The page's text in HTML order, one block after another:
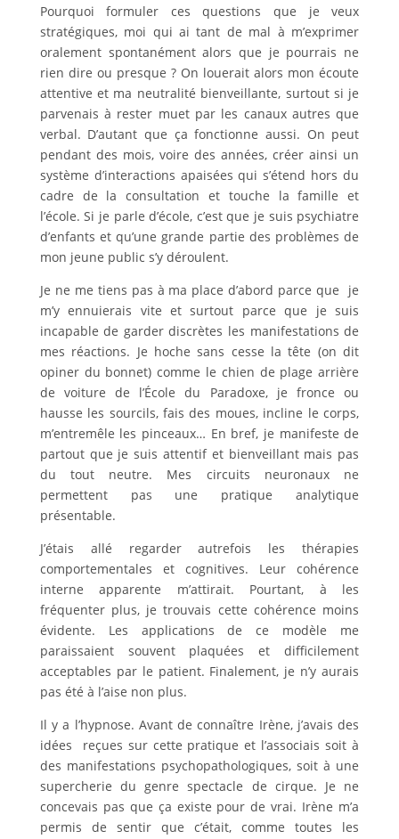
Pourquoi formuler ces questions que je veux
stratégiques, moi qui ai tant de mal à m’exprimer
oralement spontanément alors que je pourrais ne
rien dire ou presque ? On louerait alors mon écoute
attentive et ma neutralité bienveillante, surtout si je
parvenais à rester muet par les canaux autres que
verbal. D’autant que ça fonctionne aussi. On peut
pendant des mois, voire des années, créer ainsi un
système d’interactions apaisées qui s’étend hors du
cadre de la consultation et touche la famille et
l’école. Si je parle d’école, c’est que je suis psychiatre
d’enfants et qu’une grande partie des problèmes de
mon jeune public s’y déroulent.
Je ne me tiens pas à ma place d’abord parce que je
m’y ennuierais vite et surtout parce que je suis
incapable de garder discrètes les manifestations de
mes réactions. Je hoche sans cesse la tête (on dit
opiner du bonnet) comme le chien de plage arrière
de voiture de l’École du Paradoxe, je fronce ou
hausse les sourcils, fais des moues, incline le corps,
m’entremêle les pinceaux… En bref, je manifeste de
partout que je suis attentif et bienveillant mais pas
du tout neutre. Mes circuits neuronaux ne
permettent pas une pratique analytique
présentable.
J’étais allé regarder autrefois les thérapies
comportementales et cognitives. Leur cohérence
interne apparente m’attirait. Pourtant, à les
fréquenter plus, je trouvais cette cohérence moins
évidente. Les applications de ce modèle me
paraissaient souvent plaquées et difficilement
acceptables par le patient. Finalement, je n’y aurais
pas été à l’aise non plus.
Il y a l’hypnose. Avant de connaître Irène, j’avais des
idées reçues sur cette pratique et l’associais soit à
des manifestations psychopathologiques, soit à une
supercherie du genre spectacle de cirque. Je ne
concevais pas que ça existe pour de vrai. Irène m’a
permis de sentir que c’était, comme toutes les